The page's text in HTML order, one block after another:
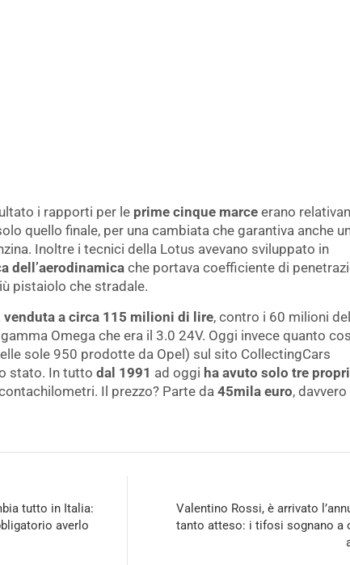
i rapporti per le prime cinque marce erano
quello finale, per una cambiata che garantiva anche
Inoltre i tecnici della Lotus avevano sviluppato in
dell’aerodinamica che portava coefficiente di
pistaiolo che stradale.
venduta a circa 115 milioni di lire, contro i 60 milioni del
Omega che era il 3.0 24V. Oggi invece quanto
sole 950 prodotte da Opel) sul sito CollectingCars
stato. In tutto dal 1991 ad oggi ha avuto solo tre
Il prezzo? Parte da 45mila euro, davvero
tutto in Italia:
averlo
Valentino Rossi, è arrivato
tanto atteso: i tifosi sognano a